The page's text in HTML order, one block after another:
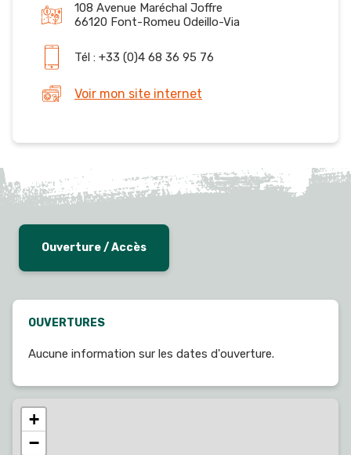
108 Avenue Maréchal Joffre
66120 Font-Romeu Odeillo-Via
Tél : +33 (0)4 68 36 95 76
Voir mon site internet
Ouverture / Accès
OUVERTURES
Aucune information sur les dates d'ouverture.
+
−